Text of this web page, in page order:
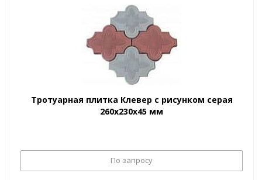
Тротуарная плитка Клевер с рисунком серая
260х230х45 мм
По запросу